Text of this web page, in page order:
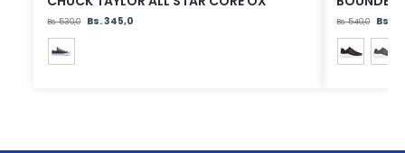
Bs.530,0 Bs.345,0 Bs.540,0 Bs.